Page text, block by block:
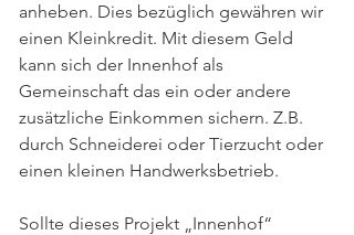
anheben. Dies bezüglich gewähren wir
einen Kleinkredit. Mit diesem Geld
kann sich der Innenhof als
Gemeinschaft das ein oder andere
zusätzliche Einkommen sichern. Z.B.
durch Schneiderei oder Tierzucht oder
einen kleinen Handwerksbetrieb.
Sollte dieses Projekt „Innenhof“